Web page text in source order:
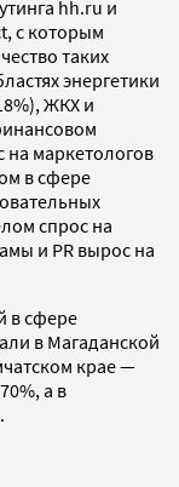
hh.ru и
с которым
таких
энергетики
ЖКХ и
на маркетологов
в сфере
спрос на
и PR вырос на
в сфере
в Магаданской
крае —
а в